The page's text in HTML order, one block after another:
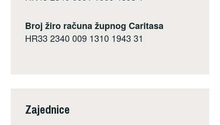
Broj žiro računa župnog Caritasa
HR33 2340 009 1310 1943 31
Zajednice